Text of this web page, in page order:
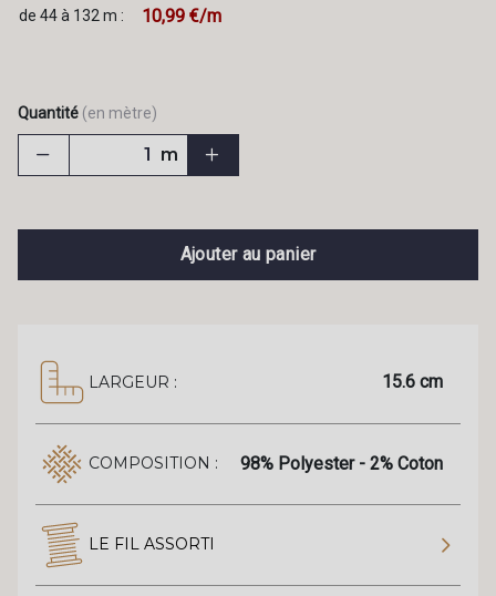
de 44 à 132 m : 10,99 €/m
Quantité (en mètre)
m
Ajouter au panier
LARGEUR : 15.6 cm
COMPOSITION : 98% Polyester - 2% Coton
LE FIL ASSORTI